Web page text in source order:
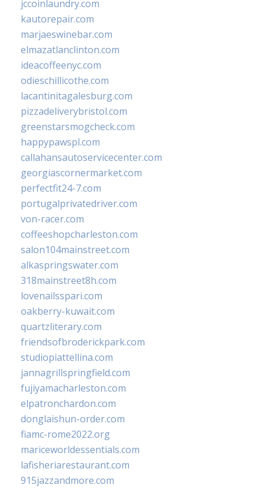
jccoinlaundry.com
kautorepair.com
marjaeswinebar.com
elmazatlanclinton.com
ideacoffeenyc.com
odieschillicothe.com
lacantinitagalesburg.com
pizzadeliverybristol.com
greenstarsmogcheck.com
happypawspl.com
callahansautoservicecenter.com
georgiascornermarket.com
perfectfit24-7.com
portugalprivatedriver.com
von-racer.com
coffeeshopcharleston.com
salon104mainstreet.com
alkaspringswater.com
318mainstreet8h.com
lovenailsspari.com
oakberry-kuwait.com
quartzliterary.com
friendsofbroderickpark.com
studiopiattellina.com
jannagrillspringfield.com
fujiyamacharleston.com
elpatronchardon.com
donglaishun-order.com
fiamc-rome2022.org
mariceworldessentials.com
lafisheriarestaurant.com
915jazzandmore.com